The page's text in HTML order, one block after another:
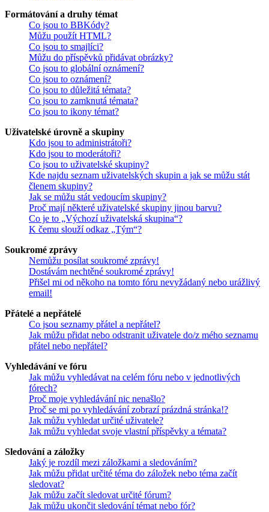
Formátování a druhy témat
Co jsou to BBKódy?
Můžu použít HTML?
Co jsou to smajlíci?
Můžu do příspěvků přidávat obrázky?
Co jsou to globální oznámení?
Co jsou to oznámení?
Co jsou to důležitá témata?
Co jsou to zamknutá témata?
Co jsou to ikony témat?
Uživatelské úrovně a skupiny
Kdo jsou to administrátoři?
Kdo jsou to moderátoři?
Co jsou to uživatelské skupiny?
Kde najdu seznam uživatelských skupin a jak se můžu stát
členem skupiny?
Jak se můžu stát vedoucím skupiny?
Proč mají některé uživatelské skupiny jinou barvu?
Co je to „Výchozí uživatelská skupina“?
K čemu slouží odkaz „Tým“?
Soukromé zprávy
Nemůžu posílat soukromé zprávy!
Dostávám nechtěné soukromé zprávy!
Přišel mi od někoho na tomto fóru nevyžádaný nebo urážlivý
email!
Přátelé a nepřátelé
Co jsou seznamy přátel a nepřátel?
Jak můžu přidat nebo odstranit uživatele do/z mého seznamu
přátel nebo nepřátel?
Vyhledávání ve fóru
Jak můžu vyhledávat na celém fóru nebo v jednotlivých
fórech?
Proč moje vyhledávání nic nenašlo?
Proč se mi po vyhledávání zobrazí prázdná stránka!?
Jak můžu vyhledat určité uživatele?
Jak můžu vyhledat svoje vlastní příspěvky a témata?
Sledování a záložky
Jaký je rozdíl mezi záložkami a sledováním?
Jak můžu přidat určité téma do záložek nebo téma začít
sledovat?
Jak můžu začít sledovat určité fórum?
Jak můžu ukončit sledování témat nebo fór?